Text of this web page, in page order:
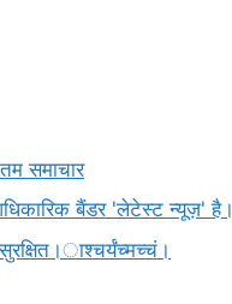
समाचार
बैंडर 'लेटेस्ट न्यूज़' है।
सुरक्षित।ाश्चर्यंच्मच्चं।